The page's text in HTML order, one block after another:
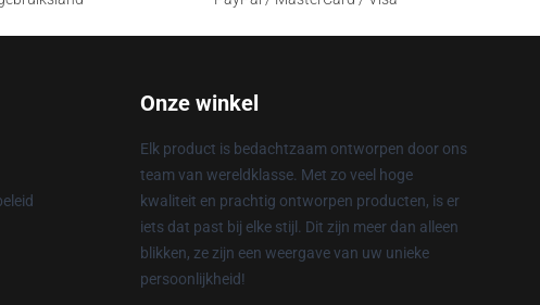
Onze winkel
Elk product is bedachtzaam ontworpen door ons
team van wereldklasse. Met zo veel hoge
kwaliteit en prachtig ontworpen producten, is er
iets dat past bij elke stijl. Dit zijn meer dan alleen
blikken, ze zijn een weergave van uw unieke
persoonlijkheid!